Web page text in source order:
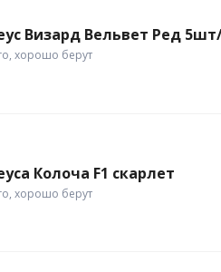
Визард Вельвет Ред
хорошо берут
Колоча F1 скарлет
хорошо берут